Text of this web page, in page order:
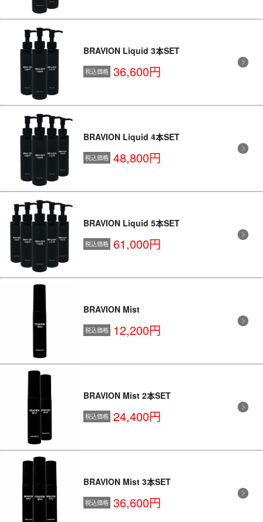
BRAVION Liquid 3本SET
税込価格 36,600円
BRAVION Liquid 4本SET
税込価格 48,800円
BRAVION Liquid 5本SET
税込価格 61,000円
BRAVION Mist
税込価格 12,200円
BRAVION Mist 2本SET
税込価格 24,400円
BRAVION Mist 3本SET
税込価格 36,600円